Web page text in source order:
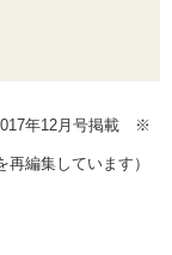
年12月号掲載 ※
編集しています）